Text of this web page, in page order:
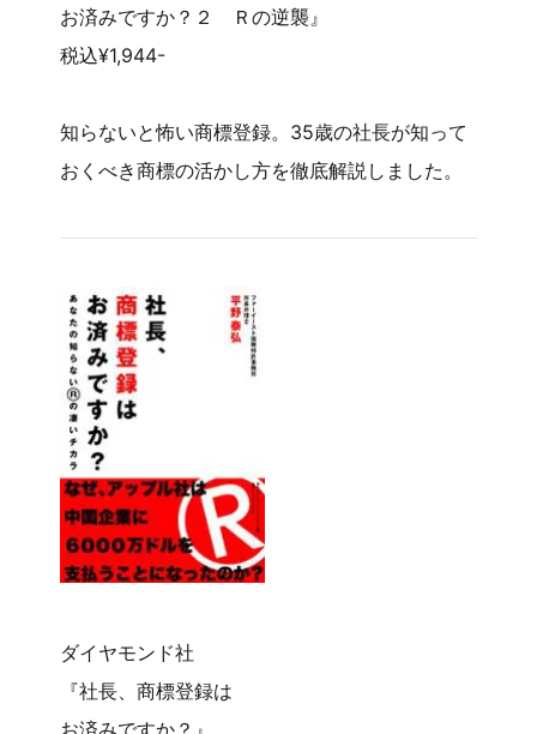
お済みですか？２ Ｒの逆襲』
税込¥1,944-
知らないと怖い商標登録。35歳の社長が知って
おくべき商標の活かし方を徹底解説しました。
ダイヤモンド社
『社長、商標登録は
お済みですか？』